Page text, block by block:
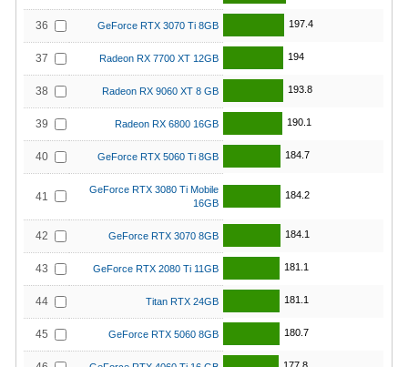
36 GeForce RTX 3070 Ti 8GB 197.4
37 Radeon RX 7700 XT 12GB 194
38 Radeon RX 9060 XT 8 GB 193.8
39 Radeon RX 6800 16GB 190.1
40 GeForce RTX 5060 Ti 8GB 184.7
41
GeForce RTX 3080 Ti Mobile
16GB
184.2
42 GeForce RTX 3070 8GB 184.1
43 GeForce RTX 2080 Ti 11GB 181.1
44 Titan RTX 24GB 181.1
45 GeForce RTX 5060 8GB 180.7